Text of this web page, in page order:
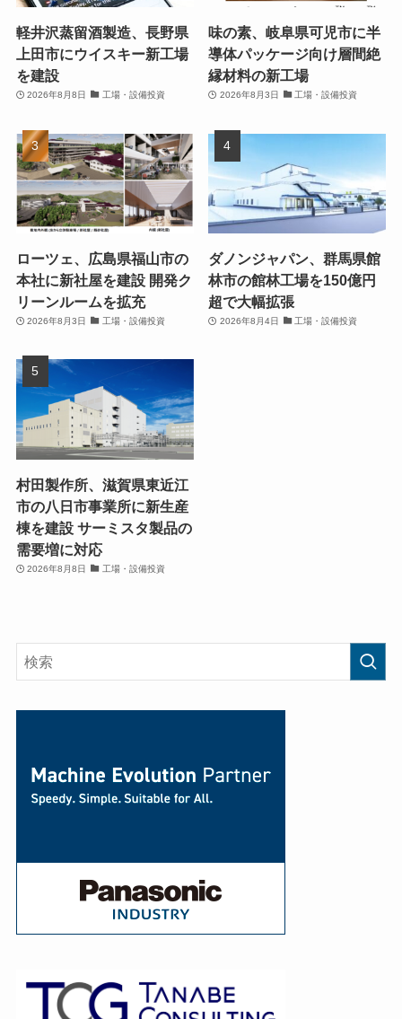
軽井沢蒸留酒製造、長野県
上田市にウイスキー新工場
を建設
2026年8月8日 工場・設備投資
味の素、岐阜県可児市に半
導体パッケージ向け層間絶
縁材料の新工場
2026年8月3日 工場・設備投資
ローツェ、広島県福山市の
本社に新社屋を建設 開発ク
リーンルームを拡充
2026年8月3日 工場・設備投資
ダノンジャパン、群馬県館
林市の館林工場を150億円
超で大幅拡張
2026年8月4日 工場・設備投資
村田製作所、滋賀県東近江
市の八日市事業所に新生産
棟を建設 サーミスタ製品の
需要増に対応
2026年8月8日 工場・設備投資